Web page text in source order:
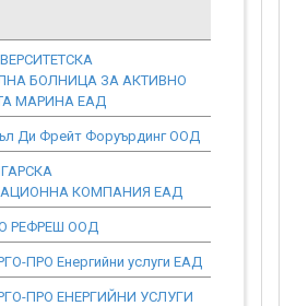
БОЛНИЦА ЗА АКТИВНО
МАРИНА ЕАД
Ди Фрейт Форуърдинг ООД
КОМПАНИЯ ЕАД
РЕФРЕШ ООД
ПРО Енергийни услуги ЕАД
ПРО ЕНЕРГИЙНИ УСЛУГИ